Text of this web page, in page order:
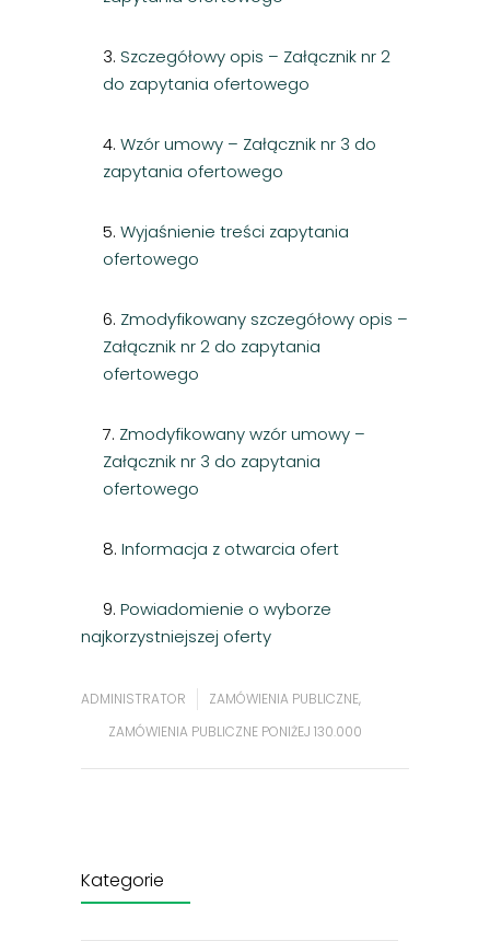
3. Szczegółowy opis – Załącznik nr 2
do zapytania ofertowego
4. Wzór umowy – Załącznik nr 3 do
zapytania ofertowego
5. Wyjaśnienie treści zapytania
ofertowego
6. Zmodyfikowany szczegółowy opis –
Załącznik nr 2 do zapytania
ofertowego
7. Zmodyfikowany wzór umowy –
Załącznik nr 3 do zapytania
ofertowego
8. Informacja z otwarcia ofert
9. Powiadomienie o wyborze
najkorzystniejszej oferty
ADMINISTRATOR ZAMÓWIENIA PUBLICZNE,
ZAMÓWIENIA PUBLICZNE PONIŻEJ 130.000
Kategorie